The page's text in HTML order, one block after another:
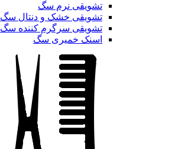
تشویقی نرم سگ
تشویقی خشک و دنتال سگ
تشویقی سرگرم کننده سگ
اسنک خمیری سگ